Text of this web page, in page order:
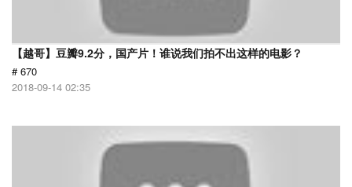
【越哥】豆瓣9.2分，国产片！谁说我们拍不出这样的电影？
# 670
2018-09-14 02:35